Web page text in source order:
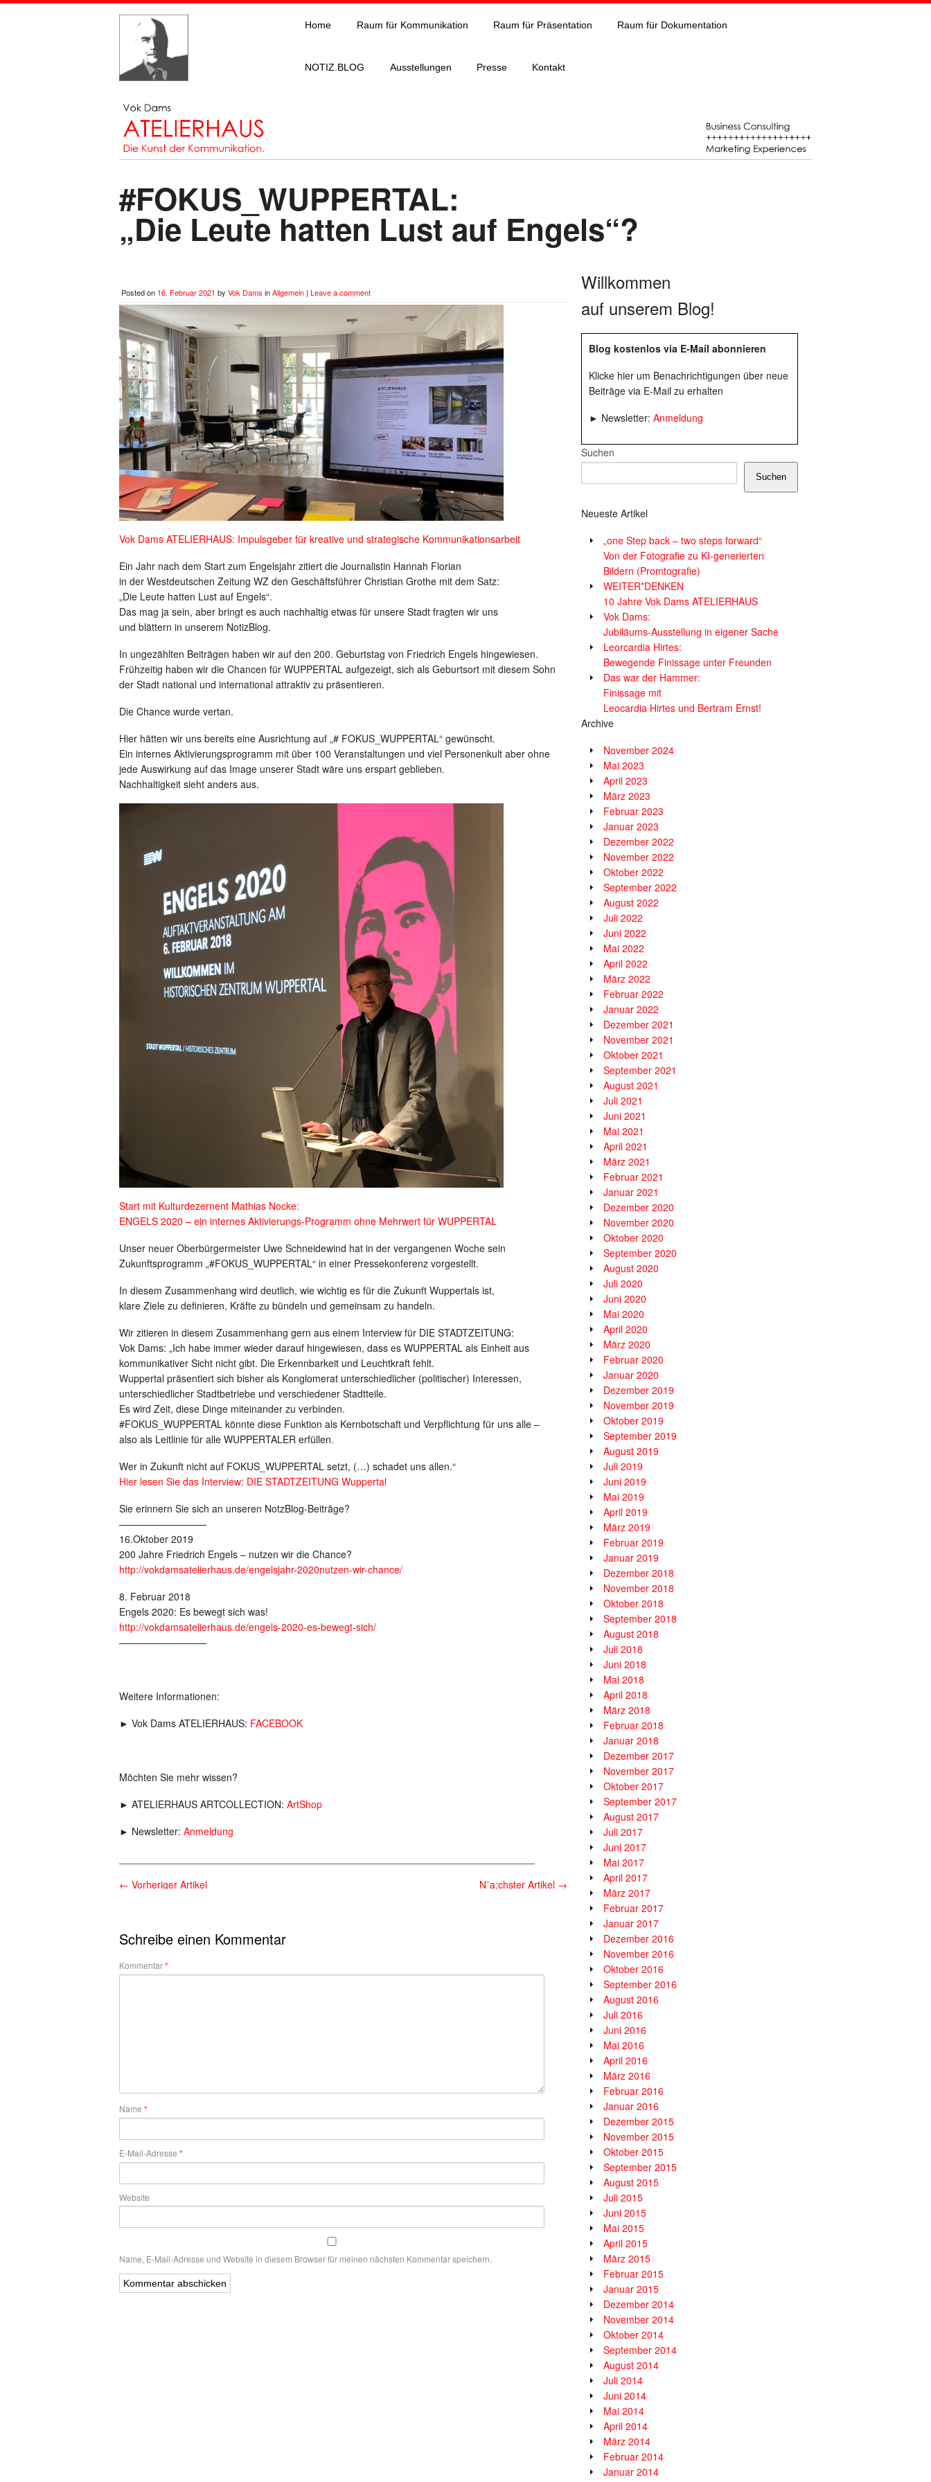
Home Raum für Kommunikation Raum für Präsentation Raum für Dokumentation
NOTIZ.BLOG Ausstellungen Presse Kontakt
#FOKUS_WUPPERTAL:
„Die Leute hatten Lust auf Engels“?
Posted on 16. Februar 2021 by Vok Dams inAllgemein | Leave a comment
Vok Dams ATELIERHAUS: Impulsgeber für kreative und strategische Kommunikationsarbeit
Ein Jahr nach dem Start zum Engelsjahr zitiert die Journalistin Hannah Florian
in der Westdeutschen Zeitung WZ den Geschäftsführer Christian Grothe mit dem Satz:
„Die Leute hatten Lust auf Engels“.
Das mag ja sein, aber bringt es auch nachhaltig etwas für unsere Stadt fragten wir uns
und blättern in unserem NotizBlog.
In ungezählten Beiträgen haben wir auf den 200. Geburtstag von Friedrich Engels hingewiesen.
Frühzeitig haben wir die Chancen für WUPPERTAL aufgezeigt, sich als Geburtsort mit diesem Sohn
der Stadt national und international attraktiv zu präsentieren.
Die Chance wurde vertan.
Hier hätten wir uns bereits eine Ausrichtung auf „# FOKUS_WUPPERTAL“ gewünscht.
Ein internes Aktivierungsprogramm mit über 100 Veranstaltungen und viel Personenkult aber ohne
jede Auswirkung auf das Image unserer Stadt wäre uns erspart geblieben.
Nachhaltigkeit sieht anders aus.
Start mit Kulturdezernent Mathias Nocke:
ENGELS 2020 – ein internes Aktivierungs-Programm ohne Mehrwert für WUPPERTAL
Unser neuer Oberbürgermeister Uwe Schneidewind hat in der vergangenen Woche sein
Zukunftsprogramm „#FOKUS_WUPPERTAL“ in einer Pressekonferenz vorgestellt.
In diesem Zusammenhang wird deutlich, wie wichtig es für die Zukunft Wuppertals ist,
klare Ziele zu definieren, Kräfte zu bündeln und gemeinsam zu handeln.
Wir zitieren in diesem Zusammenhang gern aus einem Interview für DIE STADTZEITUNG:
Vok Dams: „Ich habe immer wieder darauf hingewiesen, dass es WUPPERTAL als Einheit aus
kommunikativer Sicht nicht gibt. Die Erkennbarkeit und Leuchtkraft fehlt.
Wuppertal präsentiert sich bisher als Konglomerat unterschiedlicher (politischer) Interessen,
unterschiedlicher Stadtbetriebe und verschiedener Stadtteile.
Es wird Zeit, diese Dinge miteinander zu verbinden.
#FOKUS_WUPPERTAL könnte diese Funktion als Kernbotschaft und Verpflichtung für uns alle –
also als Leitlinie für alle WUPPERTALER erfüllen.
Wer in Zukunft nicht auf FOKUS_WUPPERTAL setzt, (…) schadet uns allen.“
Hier lesen Sie das Interview: DIE STADTZEITUNG Wuppertal
Sie erinnern Sie sich an unseren NotzBlog-Beiträge?
—————————
16.Oktober 2019
200 Jahre Friedrich Engels – nutzen wir die Chance?
http://vokdamsatelierhaus.de/engelsjahr-2020nutzen-wir-chance/
8. Februar 2018
Engels 2020: Es bewegt sich was!
http://vokdamsatelierhaus.de/engels-2020-es-bewegt-sich/
—————————
Weitere Informationen:
► Vok Dams ATELIERHAUS: FACEBOOK
Möchten Sie mehr wissen?
► ATELIERHAUS ARTCOLLECTION: ArtShop
► Newsletter: Anmeldung
← Vorheriger Artikel N¨a;chster Artikel →
Schreibe einen Kommentar
Kommentar*
Name *
E-Mail-Adresse *
Website
Name, E-Mail-Adresse und Website in diesem Browser für meinen nächsten Kommentar speichern.
Willkommen
auf unserem Blog!
Blog kostenlos via E-Mail abonnieren
Klicke hier um Benachrichtigungen über neue
Beiträge via E-Mail zu erhalten
► Newsletter: Anmeldung
Suchen
Suchen
Neueste Artikel
„one Step back – two steps forward“
Von der Fotografie zu KI-generierten
Bildern (Promtografie)
WEITER*DENKEN
10 Jahre Vok Dams ATELIERHAUS
Vok Dams:
Jubiläums-Ausstellung in eigener Sache
Leorcardia Hirtes:
Bewegende Finissage unter Freunden
Das war der Hammer:
Finissage mit
Leocardia Hirtes und Bertram Ernst!
Archive
November 2024
Mai 2023
April 2023
März 2023
Februar 2023
Januar 2023
Dezember 2022
November 2022
Oktober 2022
September 2022
August 2022
Juli 2022
Juni 2022
Mai 2022
April 2022
März 2022
Februar 2022
Januar 2022
Dezember 2021
November 2021
Oktober 2021
September 2021
August 2021
Juli 2021
Juni 2021
Mai 2021
April 2021
März 2021
Februar 2021
Januar 2021
Dezember 2020
November 2020
Oktober 2020
September 2020
August 2020
Juli 2020
Juni 2020
Mai 2020
April 2020
März 2020
Februar 2020
Januar 2020
Dezember 2019
November 2019
Oktober 2019
September 2019
August 2019
Juli 2019
Juni 2019
Mai 2019
April 2019
März 2019
Februar 2019
Januar 2019
Dezember 2018
November 2018
Oktober 2018
September 2018
August 2018
Juli 2018
Juni 2018
Mai 2018
April 2018
März 2018
Februar 2018
Januar 2018
Dezember 2017
November 2017
Oktober 2017
September 2017
August 2017
Juli 2017
Juni 2017
Mai 2017
April 2017
März 2017
Februar 2017
Januar 2017
Dezember 2016
November 2016
Oktober 2016
September 2016
August 2016
Juli 2016
Juni 2016
Mai 2016
April 2016
März 2016
Februar 2016
Januar 2016
Dezember 2015
November 2015
Oktober 2015
September 2015
August 2015
Juli 2015
Juni 2015
Mai 2015
April 2015
März 2015
Februar 2015
Januar 2015
Dezember 2014
November 2014
Oktober 2014
September 2014
August 2014
Juli 2014
Juni 2014
Mai 2014
April 2014
März 2014
Februar 2014
Januar 2014